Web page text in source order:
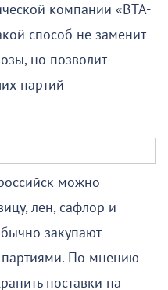
компании «ВТА-
способ не заменит
но позволит
партий
можно
лен, сафлор и
закупают
По мнению
поставки на